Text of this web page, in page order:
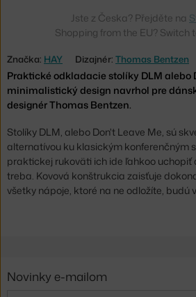
Značka: HAY Dizajnér: Thomas Bentzen
Praktické odkladacie stolíky DLM alebo
minimalistický design navrhol pre
designér Thomas Bentzen.
Stolíky DLM, alebo Don't Leave Me, sú
alternatívou ku klasickým konferenčným
praktickej rukoväti ich ide ľahkoo uchopiť
treba. Kovová konštrukcia zaisťuje
všetky nápoje, ktoré na ne odložíte, budú
Jste z Česka? Přejděte na
Shopping from the EU? Switch
Novinky e-mailom